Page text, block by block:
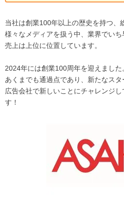
当社は創業100年以上の歴史を持つ、
様々なメディアを扱う中、業界でいち
売上は上位に位置しています。
2024年には創業100周年を迎えました
あくまでも通過点であり、新たなスタ
広告会社で新しいことにチャレンジ
す！